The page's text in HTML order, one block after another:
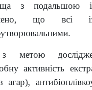
з подальшою
що всі
метою
активність
агар),